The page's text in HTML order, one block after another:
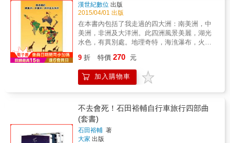
漢世紀數位 出版
2015/04/01 出版
在本書內包括了我走過的四大洲：南美洲，中
美洲，非洲及大洋洲。此四洲風景美麗，湖光
水色，有異別處。地理奇特，海潐瀑布，火山
無出其右。有最早人類發源的地方，也有最後
才有人去居住的地方。有最早的文化，最完善
的文明，可是現在很多的國度卻是文化最落後
歐、美各國的殖民地，接受了宗主國的文化，
語言，宗教及習俗。可又有那麼多的不同之
處，值得好好的看看，多多的欣賞。
9 折 特價 270 元
加入購物車
不去會死！石田裕輔自行車旅行四部曲
(套書)
石田裕輔 著
大家 出版